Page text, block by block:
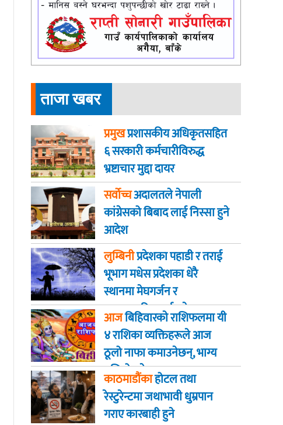
ताजा खबर
प्रमुखप्रशासकीय अधिकृतसहित
६ सरकारी कर्मचारीविरुद्ध
भ्रष्टाचार मुद्दा दायर
सर्वोच्चअदालतले नेपाली
कांग्रेसको बिबाद लाई निस्सा हुने
आदेश
लुम्बिनीप्रदेशका पहाडी र तराई
भूभाग मधेस प्रदेशका धेरै
स्थानमा मेघगर्जन र
चट्याङसहित वर्षा हुने
आजबिहिवारकाे राशिफलमा यी
४ राशिका व्यक्तिहरूले आज
ठूलो नाफा कमाउनेछन्, भाग्य
बलियो हुनेछ
काठमाडौंकाहोटल तथा
रेस्टुरेन्टमा जथाभावी धुम्रपान
गराए कारबाही हुने